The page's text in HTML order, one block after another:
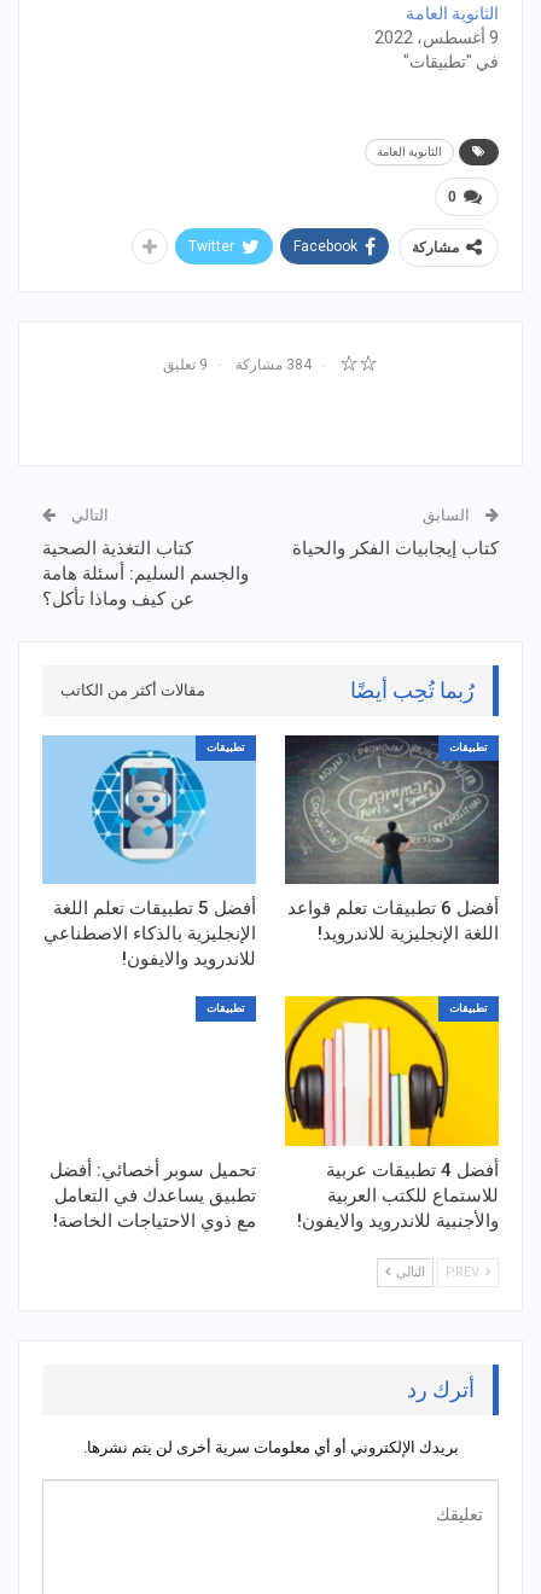
الثانوية العامة
9 أغسطس، 2022
في "تطبيقات"
الثانوية العامة
0
مشاركة Facebook
Twitter
☆☆ 384 مشاركة 9 تعليق
السابق
كتاب إيجابيات الفكر والحياة
التالي
كتاب التغذية الصحية
والجسم السليم: أسئلة هامة
عن كيف وماذا تأكل؟
رُبما تُحِب أيضًا مقالات أكثر من الكاتب
تطبيقات
أفضل 6 تطبيقات تعلم قواعد
اللغة الإنجليزية للاندرويد!
تطبيقات
أفضل 5 تطبيقات تعلم اللغة
الإنجليزية بالذكاء الاصطناعي
للاندرويد والايفون!
تطبيقات
أفضل 4 تطبيقات عربية
للاستماع للكتب العربية
والأجنبية للاندرويد والايفون!
تطبيقات
تحميل سوبر أخصائي: أفضل
تطبيق يساعدك في التعامل
مع ذوي الاحتياجات الخاصة!
التالي
أترك رد
بريدك الإلكتروني أو أي معلومات سرية أخرى لن يتم نشرها.